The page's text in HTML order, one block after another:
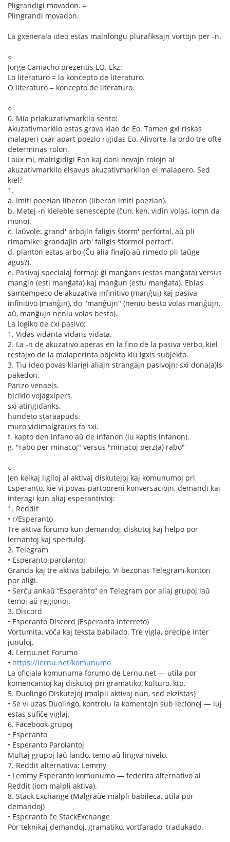
Pligrandigi movadon. =
Plingrandi movadon.
La gxenerala ideo estas malnlongu plurafiksajn vortojn per -n.
○
Jorge Camacho prezentis LO. Ekz:
Lo literaturo = la koncepto de literaturo.
O literaturo = koncepto de literaturo.
○
0. Mia priakuzativmarkila sento:
Akuzativmarkilo estas grava kiao de Eo. Tamen gxi riskas
malaperi cxar apart poezio rigidas Eo. Alivorte, la ordo tre ofte
determinas rolon.
Laux mi, malrigidigi Eon kaj doni novajn rolojn al
akuzativmarkilo elsavus akuzativmarkilon el malapero. Sed
kiel?
1.
a. Imiti poezian liberon (liberon imiti poezian).
b. Metej -n kieleble senescepte (ĉun, ken, vidin volas, iomn da
mono).
c. laŭvole: grand' arbojln faligis ŝtorm' perfortal, aŭ pli
rimamike: grandajln arb' faligis ŝtormol perfort'.
d. planton estas arbo (Ĉu alia finaĵo aŭ rimedo pli taŭge
agus?).
e. Pasivaj specialaj formoj: ĝi manĝans (estas manĝata) versus
mangin (esti manĝata) kaj manĝun (estu manĝata). Eblas
samtempeco de akuzativa infinitivo (manĝuj) kaj pasiva
infinitivo (manĝin), do "manĝujn" (neniu besto volas manĝujn,
aŭ, manĝujn neniu volas besto).
La logiko de cxi pasivo:
1. Vidas vidanta vidans vidata.
2. La -n de akuzativo aperas en la fino de la pasiva verbo, kiel
restajxo de la malaperinta objekto kiu igxis subjekto.
3. Tiu ideo povas klarigi aliajn strangajn pasivojn: sxi dona(a)ls
pakedon.
Parizo venaels.
biciklo vojagxipers.
sxi atingidanks.
hundeto staraapuds.
muro vidimalgrauxs fa sxi.
f. kapto den infano aŭ de infanon (iu kaptis infanon).
g. "rabo per minacoj" versus "minacoj perz(a) rabo"
○
Jen kelkaj ligiloj al aktivaj diskutejoj kaj komunumoj pri
Esperanto, kie vi povas partopreni konversaciojn, demandi kaj
interagi kun aliaj esperantistoj:
1. Reddit
• r/Esperanto
Tre aktiva forumo kun demandoj, diskutoj kaj helpo por
lernantoj kaj spertuloj.
2. Telegram
• Esperanto-parolantoj
Granda kaj tre aktiva babilejo. Vi bezonas Telegram-konton
por aliĝi.
• Serĉu ankaŭ “Esperanto” en Telegram por aliaj grupoj laŭ
temoj aŭ regionoj.
3. Discord
• Esperanto Discord (Esperanta Interreto)
Vortumita, voĉa kaj teksta babilado. Tre vigla, precipe inter
junuloj.
4. Lernu.net Forumo
• https://lernu.net/komunumo
La oficiala komunuma forumo de Lernu.net — utila por
komencantoj kaj diskutoj pri gramatiko, kulturo, ktp.
5. Duolingo Diskutejoj (malpli aktivaj nun, sed ekzistas)
• Se vi uzas Duolingo, kontrolu la komentojn sub lecionoj — iuj
estas sufiĉe viglaj.
6. Facebook-grupoj
• Esperanto
• Esperanto Parolantoj
Multaj grupoj laŭ lando, temo aŭ lingva nivelo.
7. Reddit alternativa: Lemmy
• Lemmy Esperanto komunumo — federita alternativo al
Reddit (iom malpli aktiva).
8. Stack Exchange (Malgraŭe malpli babileca, utila por
demandoj)
• Esperanto ĉe StackExchange
Por teknikaj demandoj, gramatiko, vortfarado, tradukado.